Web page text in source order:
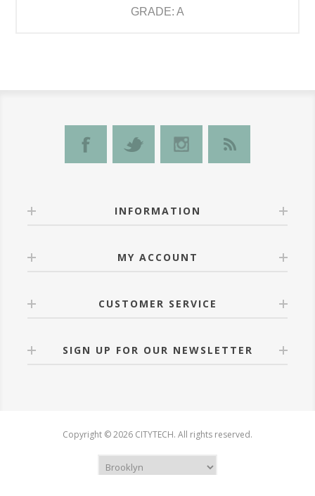
GRADE: A
INFORMATION
MY ACCOUNT
CUSTOMER SERVICE
SIGN UP FOR OUR NEWSLETTER
Copyright © 2026 CITYTECH. All rights reserved.